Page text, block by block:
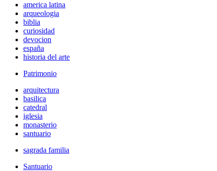
america latina
arqueologia
biblia
curiosidad
devocion
españa
historia del arte
Patrimonio
arquitectura
basilica
catedral
iglesia
monasterio
santuario
sagrada familia
Santuario